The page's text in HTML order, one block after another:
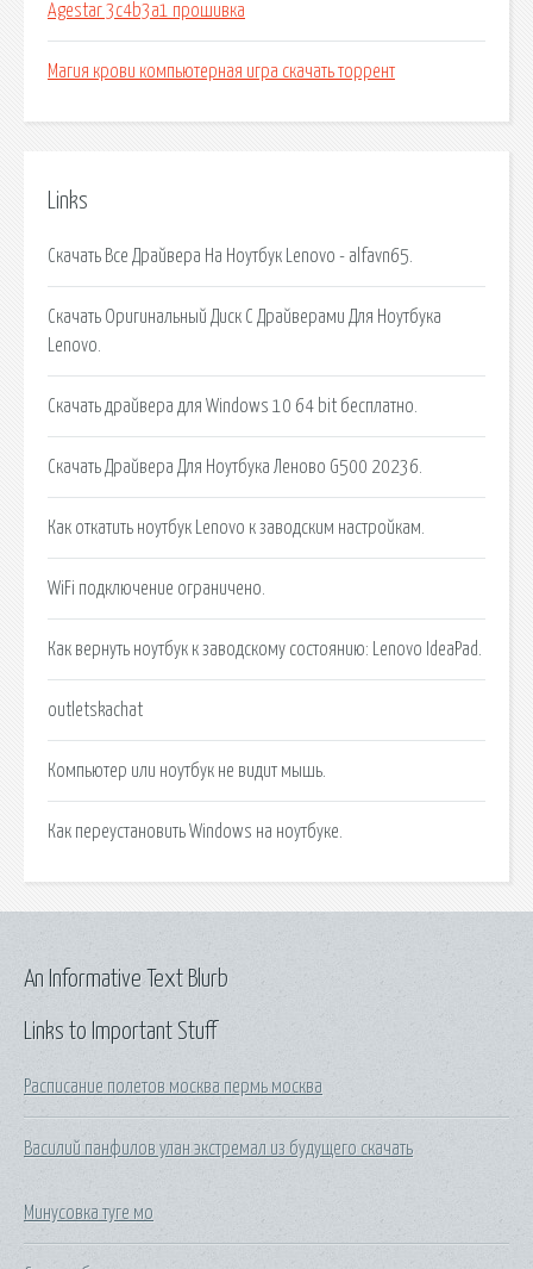
Agestar 3c4b3a1 прошивка
Магия крови компьютерная игра скачать торрент
Links
Скачать Все Драйвера На Ноутбук Lenovo - alfavn65.
Скачать Оригинальный Диск С Драйверами Для Ноутбука
Lenovo.
Скачать драйвера для Windows 10 64 bit бесплатно.
Скачать Драйвера Для Ноутбука Леново G500 20236.
Как откатить ноутбук Lenovo к заводским настройкам.
WiFi подключение ограничено.
Как вернуть ноутбук к заводскому состоянию: Lenovo IdeaPad.
outletskachat
Компьютер или ноутбук не видит мышь.
Как переустановить Windows на ноутбуке.
Links to Important Stuff
Расписание полетов москва пермь москва
Василий панфилов улан экстремал из будущего скачать
Минусовка туге мо
An Informative Text Blurb